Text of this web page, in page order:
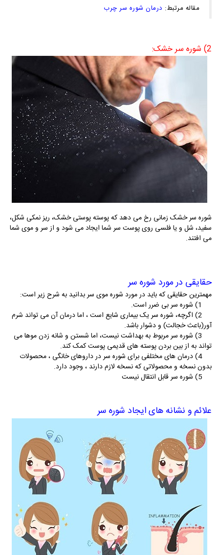
مقاله مرتبط: درمان شوره سر چرب
2) شوره سر خشک:
شوره سر خشک زمانی رخ می دهد که پوسته پوستی خشک، ریز نمکی شکل،
سفید، شل و یا فلسی روی پوست سر شما ایجاد می شود و از سر و موی شما
می افتند.
حقایقی در مورد شوره سر
مهمترین حقایقی که باید در مورد شوره موی سر بدانید به شرح زیر است:
2) اگرچه، شوره سر یک بیماری شایع است ، اما درمان آن می تواند شرم
آور(باعث خجالت) و دشوار باشد.
3) شوره سر مربوط به بهداشت نیست، اما شستن و شانه زدن موها می
تواند به از بین بردن پوسته های قدیمی پوست کمک کند.
4) درمان های مختلفی برای شوره سر در داروهای خانگی ، محصولات
بدون نسخه و محصولاتی که نسخه لازم دارند ، وجود دارد.
علائم و نشانه های ایجاد شوره سر